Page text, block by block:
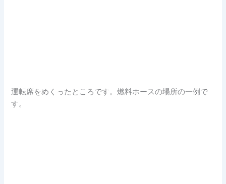
運転席をめくったところです。燃料ホースの場所の一例で
す。